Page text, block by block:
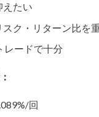
えたい
ク・リターン比を
レードで十分
回